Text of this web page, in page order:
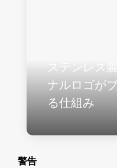
ステンレス
ナルロゴが
る仕組み
警告